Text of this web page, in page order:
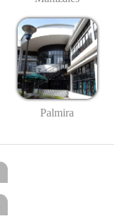
Palmira